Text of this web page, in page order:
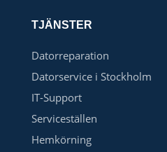
TJÄNSTER
Datorreparation
Datorservice i Stockholm
IT-Support
Serviceställen
Hemkörning